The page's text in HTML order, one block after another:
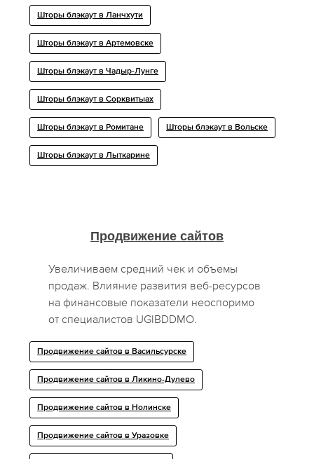
Шторы блэкаут в Ланчхути
Шторы блэкаут в Артемовске
Шторы блэкаут в Чадыр-Лунге
Шторы блэкаут в Сорквитыах
Шторы блэкаут в Ромитане Шторы блэкаут в Вольске
Шторы блэкаут в Лыткарине
Продвижение сайтов
Увеличиваем средний чек и объемы
продаж. Влияние развития веб-ресурсов
на финансовые показатели неоспоримо
от специалистов UGIBDDMO.
Продвижение сайтов в Васильсурске
Продвижение сайтов в Ликино-Дулево
Продвижение сайтов в Нолинске
Продвижение сайтов в Уразовке